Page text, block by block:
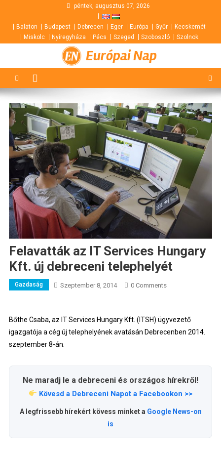
content
péntek, augusztus 07, 2026
Balaton Budapest Debrecen Eger Európa Győr
Kecskemét
Miskolc
Nyíregyháza Pécs Szeged Szoboszló Szolnok
Európai Nap
Felavatták az IT Services Hungary
Kft. új debreceni telephelyét
Gazdaság Szeptember 8, 2014 0 Comments
Bőthe Csaba, az IT Services Hungary Kft. (ITSH) ügyvezető
igazgatója a cég új telephelyének avatásán Debrecenben 2014.
szeptember 8-án.
Ne maradj le a debreceni és országos hírekről!
Kövesd a Debreceni Napot a Facebookon >>
A legfrissebb hírekért kövess minket a Google News-on
is